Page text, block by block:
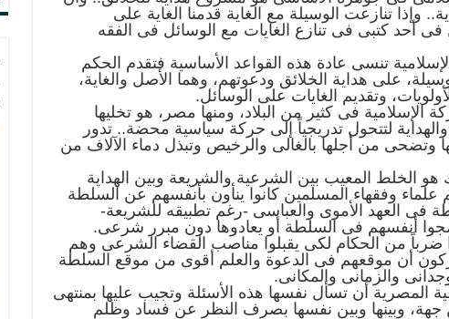
وإذا تنازعت الوسيلة مع الغاية قدمنا الغاية على
أحد كتبى فى تنازع الغايات مع الوسائل فى الفقه
تنسى عادة هذه القواعد الأساسية فتقدم الحكم
على هداية الخلائق ودعوتهم، وهما الأصل والغاية،
وتقديم الغايات على الوسائل.
فى كثير من البلاد، ومنها مصر، هو تخليها
لتتحول تدريجياً إلى حركة سياسية محضة.. تدور
وتضحى من أجلها بالغالى والرخيص وتبذل دماء الآلاف من
الخلط المعيب بين الشرعية والشريعة وبين الهداية
وفقهاء المسلمين كانوا ينأون بأنفسهم عن السلطة
فى العهد الأموى والعباسى -رغم تطبيقه للشريعة-
أنفسهم فى السلطة أو يعادوها دون مبرر شرعى.
ضرباً من الحكام لكى يقبلوا مناصب القضاء الشرعى وهم
أن موقعهم فى الدعوة والعلم أقوى من موقع السلطة
والزمانى والمكانى.
المصرية أن تسأل نفسها هذه الأسئلة وتجيب عليها بمنتهى
جهة، وبينها وبين نفسها بصرف النظر عن فساد وظلم